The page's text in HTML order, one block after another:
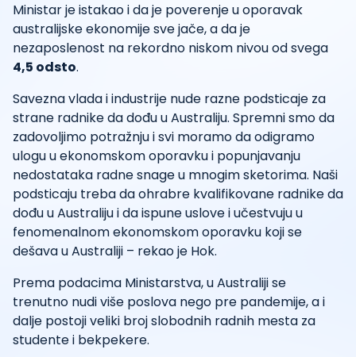
Ministar je istakao i da je poverenje u oporavak
australijske ekonomije sve jače, a da je
nezaposlenost na rekordno niskom nivou od svega
4,5 odsto.
Savezna vlada i industrije nude razne podsticaje za
strane radnike da dođu u Australiju. Spremni smo da
zadovoljimo potražnju i svi moramo da odigramo
ulogu u ekonomskom oporavku i popunjavanju
nedostataka radne snage u mnogim sketorima. Naši
podsticaju treba da ohrabre kvalifikovane radnike da
dođu u Australiju i da ispune uslove i učestvuju u
fenomenalnom ekonomskom oporavku koji se
dešava u Australiji – rekao je Hok.
Prema podacima Ministarstva, u Australiji se
trenutno nudi više poslova nego pre pandemije, a i
dalje postoji veliki broj slobodnih radnih mesta za
studente i bekpekere.